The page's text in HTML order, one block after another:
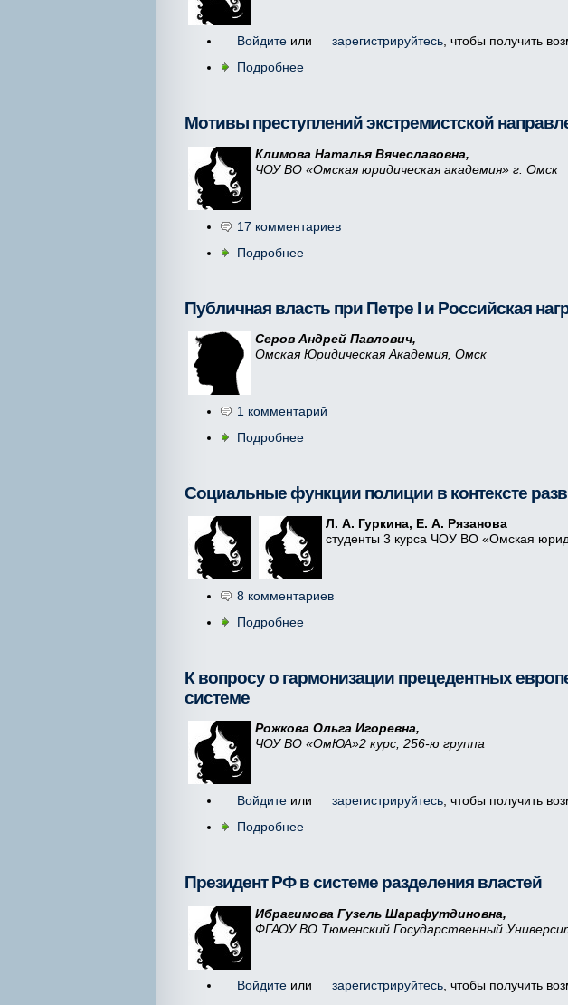
Войдитеили зарегистрируйтесь, чтобы получить
Подробнее
Мотивы преступлений экстремистской
Климова Наталья Вячеславовна,
ЧОУ ВО «Омская юридическая академия» г. Омск
17 комментариев
Подробнее
Публичная власть при Петре I и Российская
Серов Андрей Павлович,
Омская Юридическая Академия, Омск
1 комментарий
Подробнее
Социальные функции полиции в контексте
Л. А. Гуркина, Е. А. Рязанова
студенты 3 курса ЧОУ ВО «Омская
8 комментариев
Подробнее
К вопросу о гармонизации прецедентных
системе
Рожкова Ольга Игоревна,
ЧОУ ВО «ОмЮА»2 курс, 256-ю группа
Войдитеили зарегистрируйтесь, чтобы получить
Подробнее
Президент РФ в системе разделения властей
Ибрагимова Гузель Шарафутдиновна,
ФГАОУ ВО Тюменский Государственный
Войдитеили зарегистрируйтесь, чтобы получить